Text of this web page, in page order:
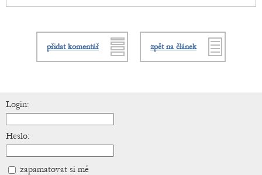
přidat komentář zpět na článek
Login:
Heslo:
zapamatovat si mě